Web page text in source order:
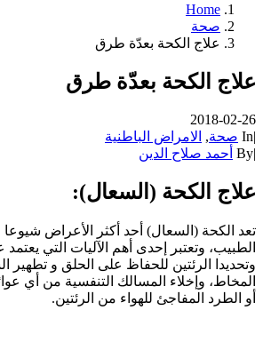
Home
صحة
علاج الكحة بعدّة طرق
علاج الكحة بعدّة طرق
2018-02-26
|
In صحة, الامراض الباطنية
|
By أحمد صلاح الدين
علاج الكحة (السعال):
تعد الكحة (السعال) أحد أكثر الأعراض شيوعا
الطبيب، وتعتبر إحدى أهم الآليات التي
وتحديدا الرئتين للحفاظ على الحلق و تطهير
المخاط، وإخلاء المسالك التنفسية من أي
أو الطرد المفاجئ للهواء من الرئتين.